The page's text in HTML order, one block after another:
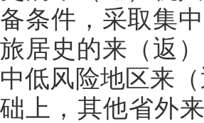
备条件，采取集
旅居史的来（返
中低风险地区来
础上，其他省外